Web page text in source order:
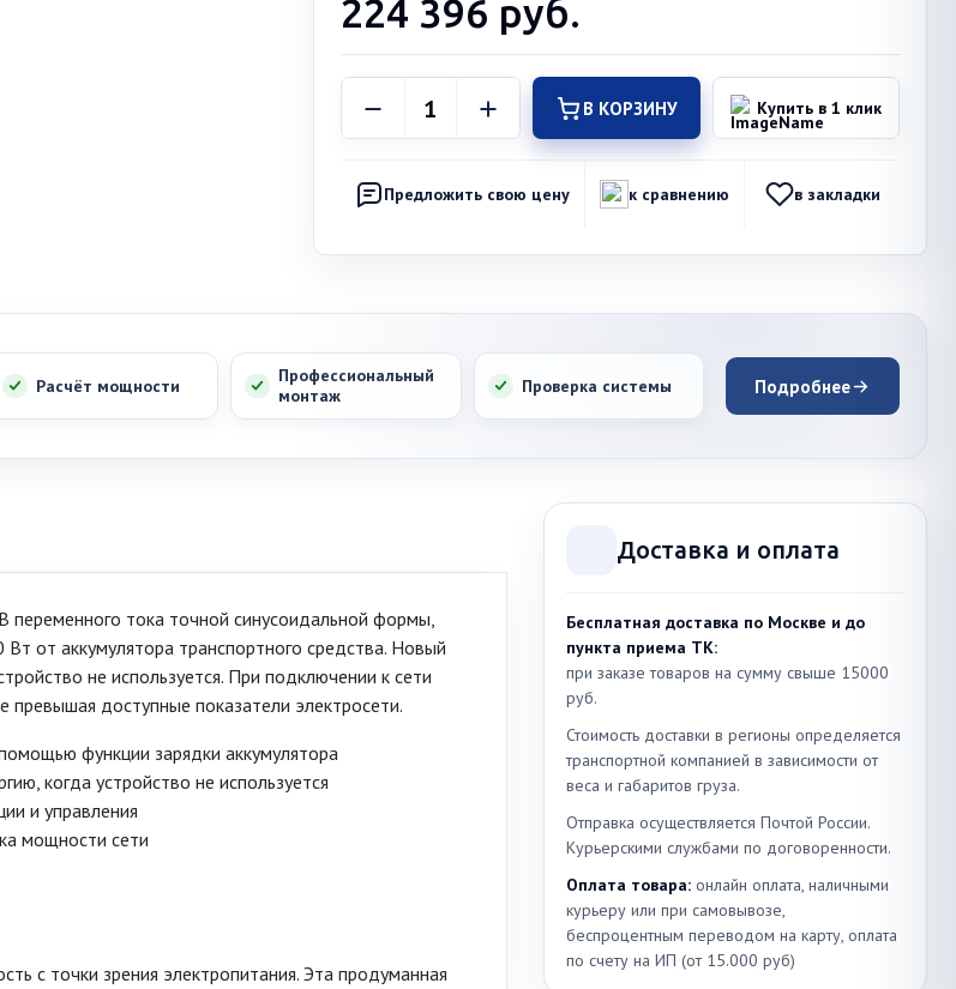
224 396 руб.
В КОРЗИНУ Купить в 1 клик
Предложить свою цену к сравнению в закладки
Расчёт мощности
Профессиональный
монтаж
Проверка системы Подробнее
тока точной синусоидальной формы,
от аккумулятора транспортного средства. Новый
не используется. При подключении к сети
превышая доступные показатели электросети.
функции зарядки аккумулятора
когда устройство не используется
и управления
мощности сети
с точки зрения электропитания. Эта продуманная
Доставка и оплата
Бесплатная доставка по Москве и до
пункта приема ТК:
при заказе товаров на сумму свыше 15000
руб.
Стоимость доставки в регионы определяется
транспортной компанией в зависимости от
веса и габаритов груза.
Отправка осуществляется Почтой России.
Курьерскими службами по договоренности.
Оплата товара: онлайн оплата, наличными
курьеру или при самовывозе,
беспроцентным переводом на карту, оплата
по счету на ИП (от 15.000 руб)